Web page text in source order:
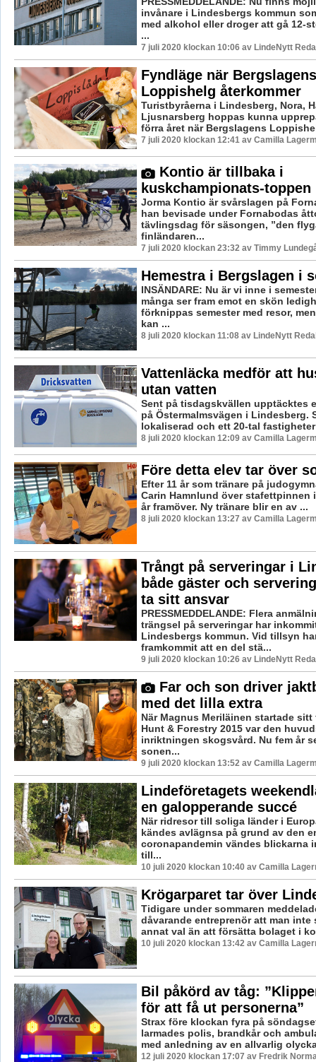
invånare i Lindesbergs kommun
med alkohol eller droger att gå 12-
...
7 juli 2020 klockan 10:06 av LindeNytt
Fyndläge när Bergslagens
Loppishelg återkommer
Turistbyråerna i Lindesberg, Nora,
Ljusnarsberg hoppas kunna
förra året när Bergslagens
7 juli 2020 klockan 12:41 av Camilla
Kontio är tillbaka i
kuskchampionats-toppen
Jorma Kontio är svårslagen på
han bevisade under Fornabodas
tävlingsdag för säsongen, ”den
finländaren...
7 juli 2020 klockan 23:32 av Timmy
Hemestra i Bergslagen i
INSÄNDARE: Nu är vi inne i
många ser fram emot en skön
förknippas semester med resor,
kan ...
8 juli 2020 klockan 11:08 av LindeNytt
Vattenläcka medför att
utan vatten
Sent på tisdagskvällen upptäcktes
på Östermalmsvägen i Lindesberg.
lokaliserad och ett 20-tal fastigheter
8 juli 2020 klockan 12:09 av Camilla
Före detta elev tar över
Efter 11 år som tränare på
Carin Hamnlund över stafettpinnen
år framöver. Ny tränare blir en av ...
8 juli 2020 klockan 13:27 av Camilla
Trångt på serveringar i
både gäster och
ta sitt ansvar
PRESSMEDDELANDE: Flera
trängsel på serveringar har
Lindesbergs kommun. Vid tillsyn
framkommit att en del stä...
9 juli 2020 klockan 10:26 av LindeNytt
Far och son driver
med det lilla extra
När Magnus Meriläinen startade sitt
Hunt & Forestry 2015 var den
inriktningen skogsvård. Nu fem år
sonen...
9 juli 2020 klockan 13:52 av Camilla
Lindeföretagets
en galopperande succé
När ridresor till soliga länder i
kändes avlägnsa på grund av den
coronapandemin vändes blickarna
till...
10 juli 2020 klockan 10:40 av Camilla
Krögarparet tar över
Tidigare under sommaren
dåvarande entreprenör att man inte
annat val än att försätta bolaget i
10 juli 2020 klockan 13:42 av Camilla
Bil påkörd av tåg:
för att få ut personerna”
Strax före klockan fyra på
larmades polis, brandkår och
med anledning av en allvarlig
12 juli 2020 klockan 17:07 av Fredrik